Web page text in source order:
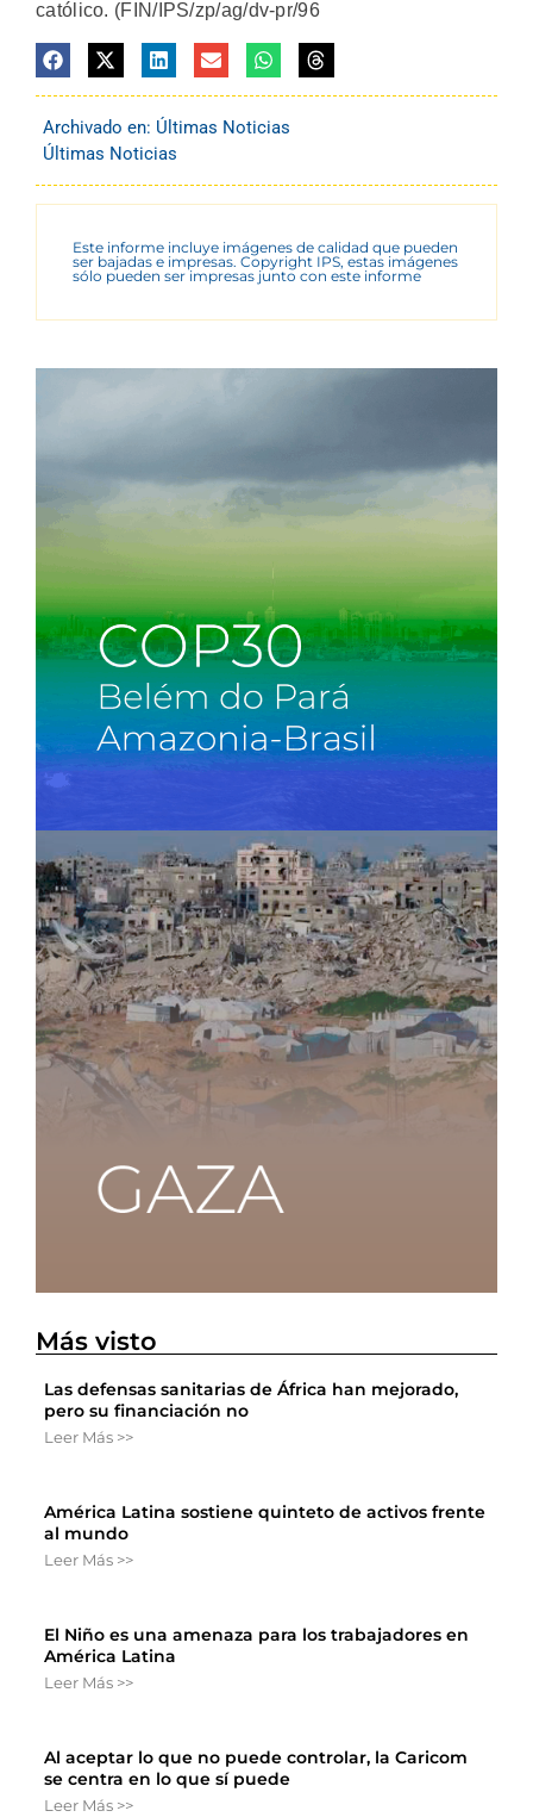
católico. (FIN/IPS/zp/ag/dv-pr/96
Archivado en: Últimas Noticias
Últimas Noticias
Este informe incluye imágenes de calidad que pueden
ser bajadas e impresas. Copyright IPS, estas imágenes
sólo pueden ser impresas junto con este informe
Más visto
Las defensas sanitarias de África han mejorado,
pero su financiación no
Leer Más >>
América Latina sostiene quinteto de activos frente
al mundo
Leer Más >>
El Niño es una amenaza para los trabajadores en
América Latina
Leer Más >>
Al aceptar lo que no puede controlar, la Caricom
se centra en lo que sí puede
Leer Más >>